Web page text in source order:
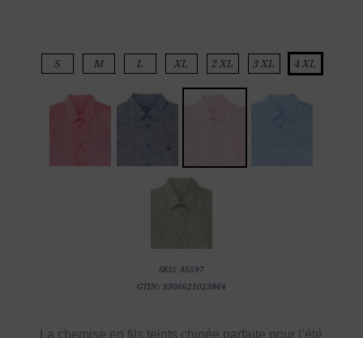
S M L XL 2 XL 3 XL 4 XL
SKU: 35597
GTIN: 9306621023864
La chemise en fils teints chinée parfaite pour l’été